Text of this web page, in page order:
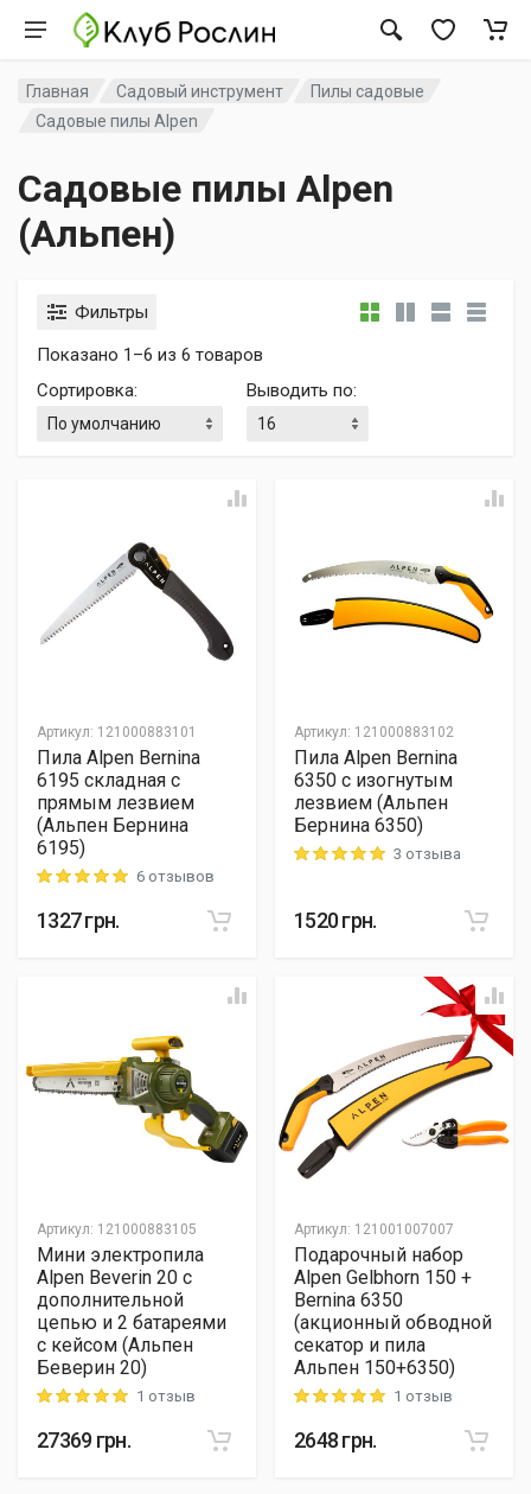
Главная Садовый инструмент
Пилы садовые
Садовые пилы Alpen
Садовые пилы Alpen
(Альпен)
Фильтры
Показано 1–6 из 6 товаров
Сортировка: Выводить по:
Артикул: 121000883101
Пила Alpen Bernina
6195 складная с
прямым лезвием
(Альпен Бернина
6195)
Rating: 5 out of 56 отзывов
1327грн.
Артикул: 121000883102
Пила Alpen Bernina
6350 с изогнутым
лезвием (Альпен
Бернина 6350)
Rating: 5 out of 53 отзыва
1520грн.
Артикул: 121000883105
Мини электропила
Alpen Beverin 20 с
дополнительной
цепью и 2 батареями
с кейсом (Альпен
Беверин 20)
Rating: 5 out of 51 отзыв
27369 грн.
Артикул: 121001007007
Подарочный набор
Alpen Gelbhorn 150 +
Bernina 6350
(акционный обводной
секатор и пила
Альпен 150+6350)
Rating: 5 out of 51 отзыв
2648грн.